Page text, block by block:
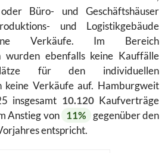
Büro- und Geschäftshäuser
und Logistikgebäude
Verkäufe. Im Bereich
wurden ebenfalls keine Kauffälle
für den individuellen
keine Verkäufe auf. Hamburgweit
insgesamt 10.120Kaufverträge
Anstieg von 11%
gegenüber den
entspricht.